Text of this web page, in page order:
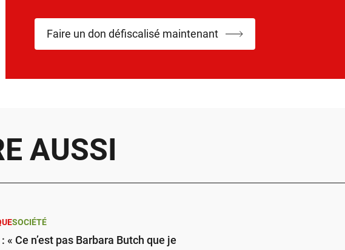
Faire un don défiscalisé maintenant
AUSSI
SOCIÉTÉ
« Ce n’est pas Barbara Butch que je